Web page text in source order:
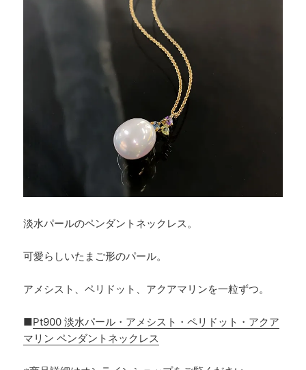
淡水パールのペンダントネックレス。
可愛らしいたまご形のパール。
アメシスト、ペリドット、アクアマリンを一粒ずつ。
■Pt900 淡水パール・アメシスト・ペリドット・アクア
マリン ペンダントネックレス